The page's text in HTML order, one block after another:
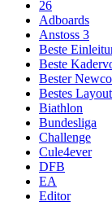
26
Adboards
Anstoss 3
Beste
Beste
Bester
Bestes Layout
Biathlon
Bundesliga
Challenge
Cule4ever
DFB
EA
Editor